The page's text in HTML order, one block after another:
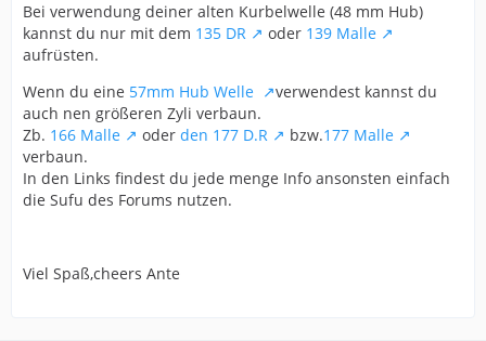
Bei verwendung deiner alten Kurbelwelle (48 mm Hub)
kannst du nur mit dem 135 DR oder 139 Malle
aufrüsten.
Wenn du eine 57mm Hub Welle
verwendest kannst du
auch nen größeren Zyli verbaun.
Zb. 166 Malle oder den 177 D.R bzw.177 Malle
verbaun.
In den Links findest du jede menge Info ansonsten einfach
die Sufu des Forums nutzen.
Viel Spaß,cheers Ante